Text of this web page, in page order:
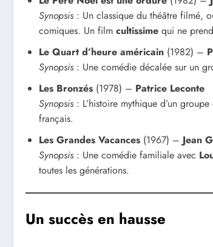
Synopsis : Un classique du théâtre filmé,
comiques. Un film cultissime qui ne
Le Quart d’heure américain (1982) –
Synopsis : Une comédie décalée sur un
Les Bronzés (1978) – Patrice Leconte
Synopsis : L’histoire mythique d’un
français.
Les Grandes Vacances (1967) – Jean
Synopsis : Une comédie familiale avec
toutes les générations.
Un succès en hausse